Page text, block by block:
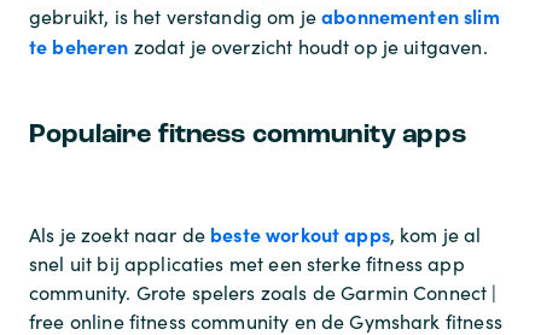
gebruikt, is het verstandig om jeabonnementen slim
te beheren zodat je overzicht houdt op je uitgaven.
Populaire fitness community apps
Als je zoekt naar de beste workout apps, kom je al
snel uit bij applicaties met een sterkefitness app
community. Grote spelers zoals deGarmin Connect |
free online fitness community en deGymshark fitness